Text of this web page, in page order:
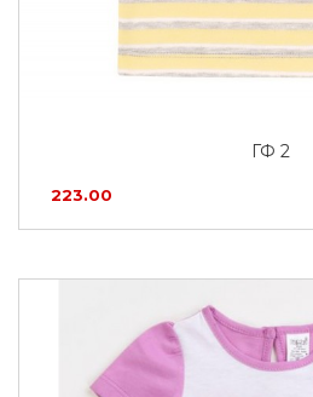
ГФ 2
223.00